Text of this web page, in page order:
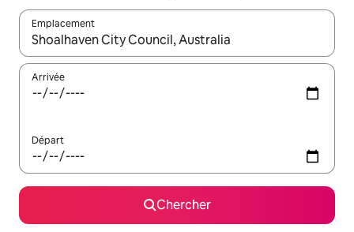
Emplacement
Quand les résultats sont affichés, parcourez-les en utilisant
Arrivée
Départ
Chercher